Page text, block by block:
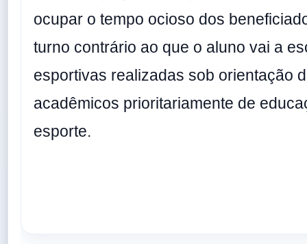
ocupar o tempo ocioso dos
turno contrário ao que o aluno vai a
esportivas realizadas sob orientação
acadêmicos prioritariamente de
esporte.